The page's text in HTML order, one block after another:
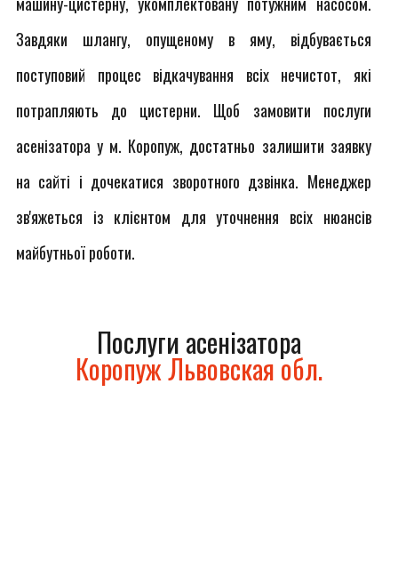
Завдяки шлангу, опущеному в яму, відбувається
поступовий процес відкачування всіх нечистот, які
потрапляють до цистерни. Щоб замовити послуги
асенізатора у м. Коропуж, достатньо залишити заявку
на сайті і дочекатися зворотного дзвінка. Менеджер
зв'яжеться із клієнтом для уточнення всіх нюансів
майбутньої роботи.
Послуги асенізатора
Коропуж Львовская обл.